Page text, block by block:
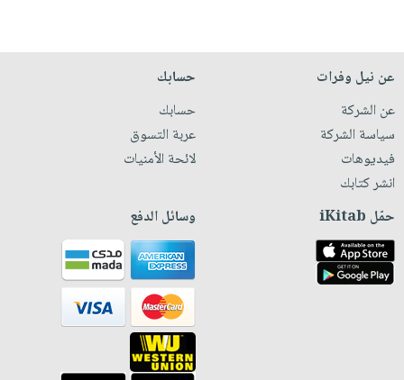
عن نيل وفرات
عن الشركة
سياسة الشركة
فيديوهات
انشر كتابك
حسابك
حسابك
عربة التسوق
لائحة الأمنيات
حمّل iKitab وسائل الدفع